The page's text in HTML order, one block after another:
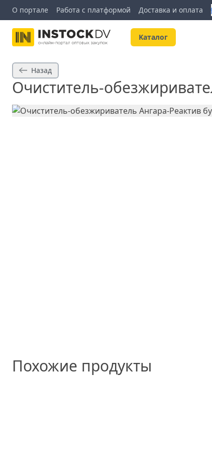
О портале Работа с платформой Доставка и оплата
Kаталог
Назад
Очиститель-
Похожие продукты